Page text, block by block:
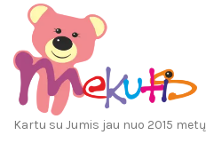
Kartu su Jumis jau nuo 2015 metų